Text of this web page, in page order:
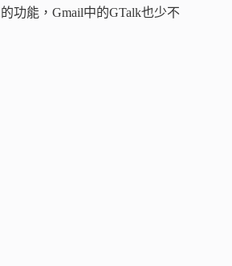
功能，Gmail中的GTalk也少不